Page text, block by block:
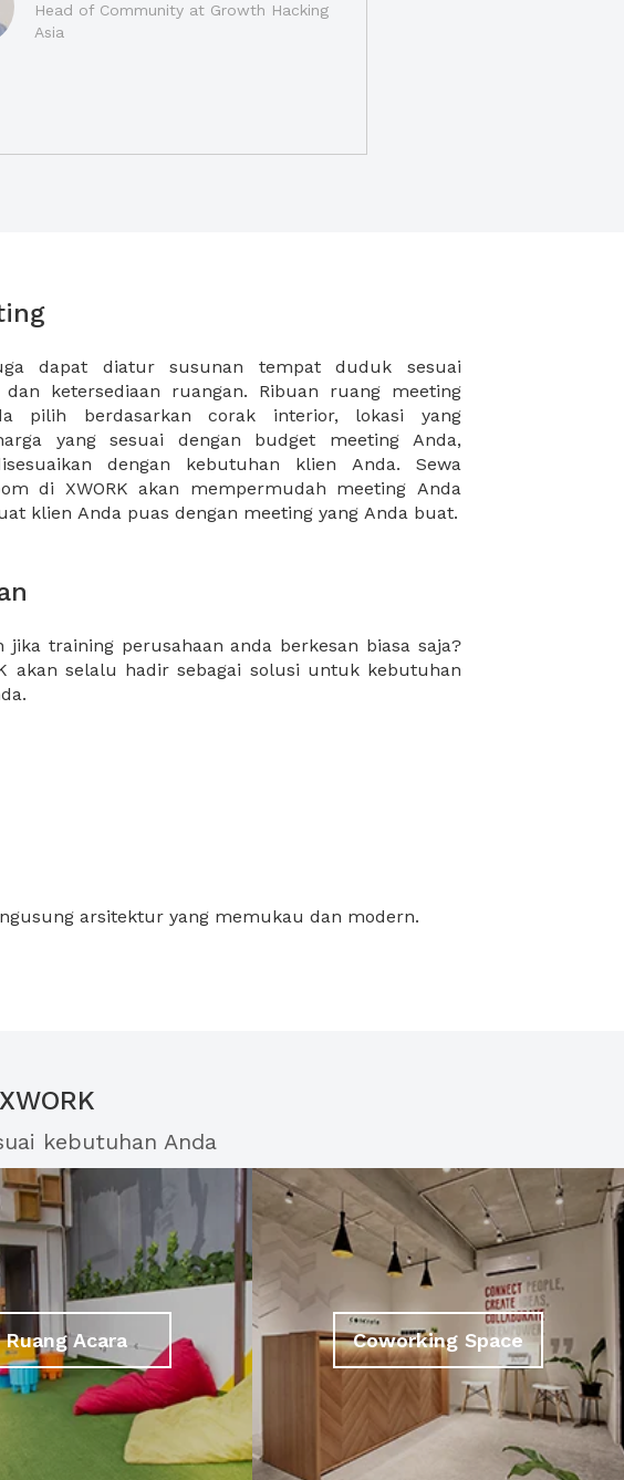
Head of Community at Growth Hacking
Asia
klien Anda puas dengan meeting yang Anda buat.
arsitektur yang memukau dan modern.
kebutuhan Anda
Ruang Acara Coworking Space